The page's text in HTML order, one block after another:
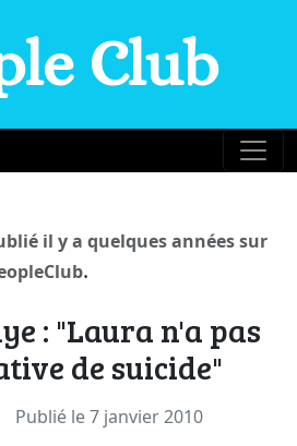
Club
il y a quelques années sur
.
: "Laura n'a pas
de suicide"
Publié le 7 janvier 2010